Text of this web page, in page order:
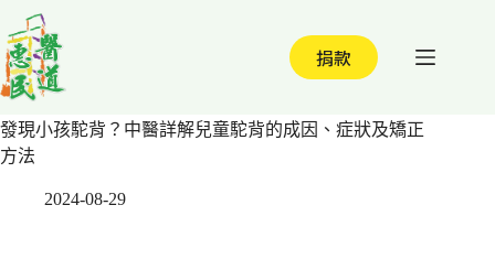
至
主
要
內
容
捐款
發現小孩駝背？中醫詳解兒童駝背的成因、症狀及矯正
方法
2024-08-29